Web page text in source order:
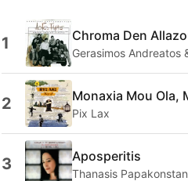
1 Chroma Den
Gerasimos Andreatos
2 Monaxia Mou Ola,
Pix Lax
3 Aposperitis
Thanasis